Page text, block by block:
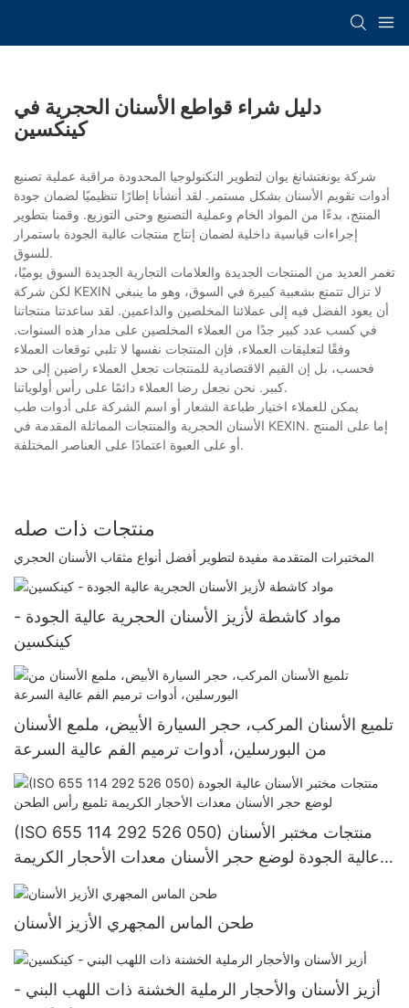
دليل شراء قواطع الأسنان الحجرية في
كينكسين
شركة يونغتشانغ يوان لتطوير التكنولوجيا المحدودة مراقبة عملية تصنيع
أدوات تقويم الأسنان بشكل مستمر. لقد أنشأنا إطارًا تنظيميًا لضمان جودة
المنتج، بدءًا من المواد الخام وعملية التصنيع وحتى التوزيع. وقمنا بتطوير
إجراءات قياسية داخلية لضمان إنتاج منتجات عالية الجودة باستمرار
للسوق.
تغمر العديد من المنتجات الجديدة والعلامات التجارية الجديدة السوق يوميًا،
لكن شركة KEXIN لا تزال تتمتع بشعبية كبيرة في السوق، وهو ما ينبغي
أن يعود الفضل فيه إلى عملائنا المخلصين والداعمين. لقد ساعدتنا منتجاتنا
في كسب عدد كبير جدًا من العملاء المخلصين على مدار هذه السنوات.
وفقًا لتعليقات العملاء، فإن المنتجات نفسها لا تلبي توقعات العملاء
فحسب، بل إن القيم الاقتصادية للمنتجات تجعل العملاء راضين إلى حد
كبير. نحن نجعل رضا العملاء دائمًا على رأس أولوياتنا.
يمكن للعملاء اختيار طباعة الشعار أو اسم الشركة على أدوات طب
الأسنان الحجرية والمنتجات المماثلة المقدمة في KEXIN. إما على المنتج
أو على العبوة اعتمادًا على العناصر المختلفة.
منتجات ذات صله
المختبرات المتقدمة مفيدة لتطوير أفضل أنواع مثقاب الأسنان الحجري
مواد كاشطة لأزيز الأسنان الحجرية عالية الجودة -
كينكسين
تلميع الأسنان المركب، حجر السيارة الأبيض، ملمع الأسنان
من البورسلين، أدوات ترميم الفم عالية السرعة
(ISO 655 114 292 526 050) منتجات مختبر الأسنان
عالية الجودة لوضع حجر الأسنان معدات الأحجار الكريمة
تلميع رأس الطحن
طحن الماس المجهري الأزيز الأسنان
أزيز الأسنان والأحجار الرملية الخشنة ذات اللهب البني -